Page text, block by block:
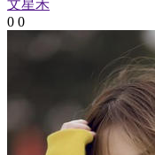
文星禾
0 0